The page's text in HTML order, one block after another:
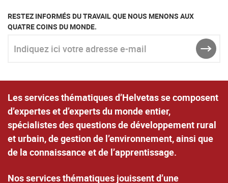
RESTEZ INFORMÉS DU TRAVAIL QUE NOUS MENONS AUX
QUATRE COINS DU MONDE.
Les services thématiques d’Helvetas se composent
d’expertes et d’experts du monde entier,
spécialistes des questions de développement rural
et urbain, de gestion de l’environnement, ainsi que
de la connaissance et de l’apprentissage.
Nos services thématiques jouissent d’une